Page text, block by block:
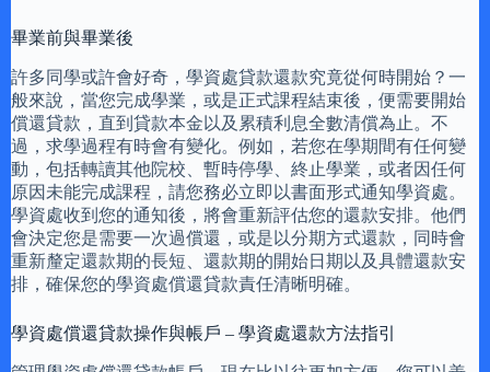
畢業前與畢業後
許多同學或許會好奇，學資處貸款還款究竟從何時開始？一
般來說，當您完成學業，或是正式課程結束後，便需要開始
償還貸款，直到貸款本金以及累積利息全數清償為止。不
過，求學過程有時會有變化。例如，若您在學期間有任何變
動，包括轉讀其他院校、暫時停學、終止學業，或者因任何
原因未能完成課程，請您務必立即以書面形式通知學資處。
學資處收到您的通知後，將會重新評估您的還款安排。他們
會決定您是需要一次過償還，或是以分期方式還款，同時會
重新釐定還款期的長短、還款期的開始日期以及具體還款安
排，確保您的學資處償還貸款責任清晰明確。
學資處償還貸款操作與帳戶 – 學資處還款方法指引